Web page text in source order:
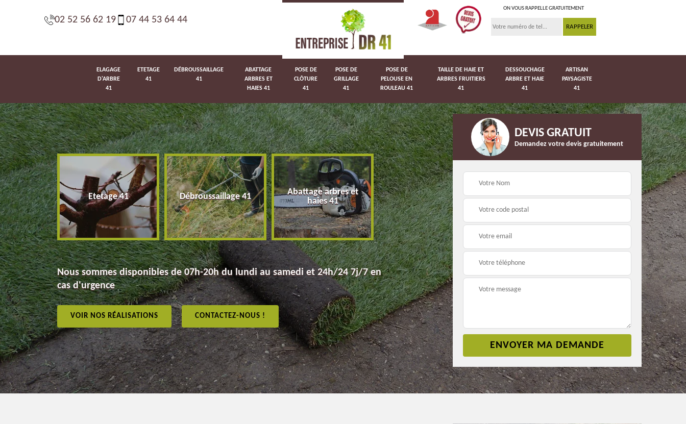
02 52 56 62 19 07 44 53 64 44
ON VOUS RAPPELLE GRATUITEMENT
ELAGAGE
D'ARBRE
41
ETETAGE
41
DÉBROUSSAILLAGE
41
ABATTAGE
ARBRES ET
HAIES 41
POSE DE
CLÔTURE
41
POSE DE
GRILLAGE
41
POSE DE
PELOUSE EN
ROULEAU 41
TAILLE DE HAIE ET
ARBRES FRUITIERS
41
DESSOUCHAGE
ARBRE ET HAIE
41
ARTISAN
PAYSAGISTE
41
41 Etetage 41 Débroussaillage 41
Abattage arbres et
haies 41
Pose de clôture 41 Pose de grillage 41
Pose de pelouse en
rouleau 41
Nous sommes disponibles de 07h-20h du lundi au samedi et 24h/24 7j/7 en
cas d'urgence
VOIR NOS RÉALISATIONS CONTACTEZ-NOUS !
DEVIS GRATUIT
Demandez votre devis gratuitement